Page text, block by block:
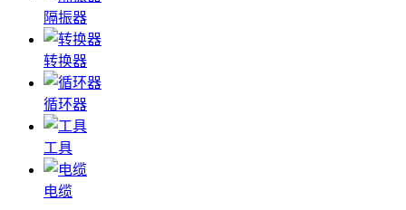
隔振器
转换器
循环器
工具
电缆